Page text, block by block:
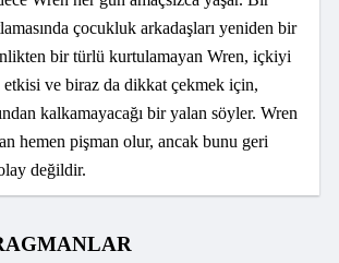
çocukluk arkadaşları yeniden bir
bir türlü kurtulamayan Wren, içkiyi
etkisi ve biraz da dikkat çekmek için,
kalkamayacağı bir yalan söyler. Wren
hemen pişman olur, ancak bunu geri
değildir.